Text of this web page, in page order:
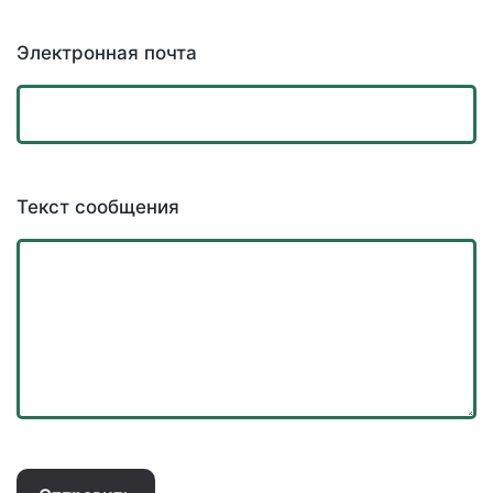
Электронная почта
Текст сообщения